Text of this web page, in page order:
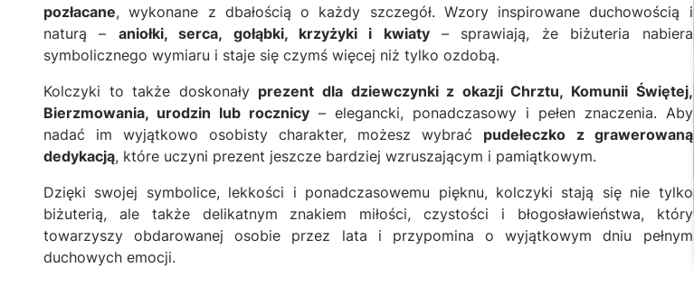
pozłacane, wykonane z dbałością o każdy szczegół. Wzory inspirowane duchowością i
naturą – aniołki, serca, gołąbki, krzyżyki i kwiaty– sprawiają, że biżuteria nabiera
symbolicznego wymiaru i staje się czymś więcej niż tylko ozdobą.
Kolczyki to także doskonały prezent dla dziewczynki z okazji Chrztu, Komunii Świętej,
Bierzmowania, urodzin lub rocznicy– elegancki, ponadczasowy i pełen znaczenia. Aby
nadać im wyjątkowo osobisty charakter, możesz wybrać pudełeczko z grawerowaną
dedykacją, które uczyni prezent jeszcze bardziej wzruszającym i pamiątkowym.
Dzięki swojej symbolice, lekkości i ponadczasowemu pięknu, kolczyki stają się nie tylko
biżuterią, ale także delikatnym znakiem miłości, czystości i błogosławieństwa, który
towarzyszy obdarowanej osobie przez lata i przypomina o wyjątkowym dniu pełnym
duchowych emocji.